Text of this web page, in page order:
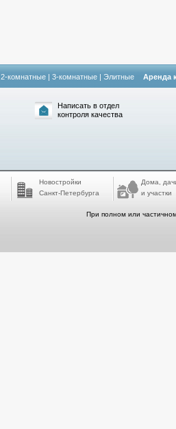
2-комнатные | 3-комнатные | Элитные Аренда
Написать в отдел
контроля качества
Новостройки
Санкт-Петербурга
Дома,
и участки
При полном или